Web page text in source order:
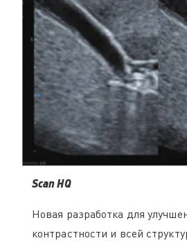
Scan HQ
Новая разработка для
контрастности и всей